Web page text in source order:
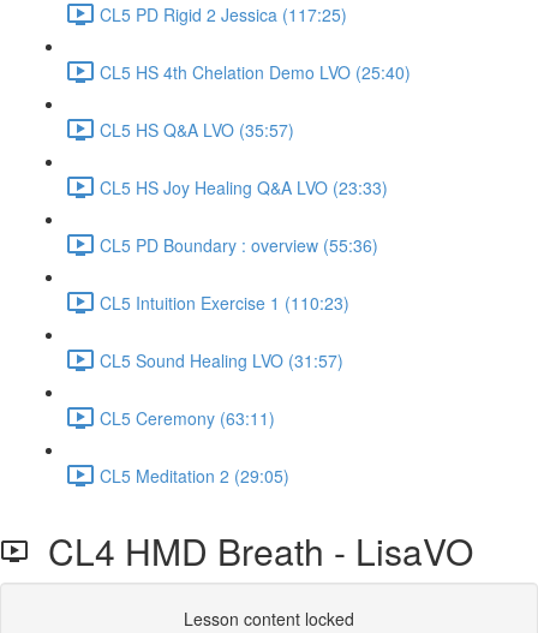
CL5 PD Rigid 2 Jessica (117:25)
CL5 HS 4th Chelation Demo LVO (25:40)
CL5 HS Q&A LVO (35:57)
CL5 HS Joy Healing Q&A LVO (23:33)
CL5 PD Boundary : overview (55:36)
CL5 Intuition Exercise 1 (110:23)
CL5 Sound Healing LVO (31:57)
CL5 Ceremony (63:11)
CL5 Meditation 2 (29:05)
CL4 HMD Breath - LisaVO
Lesson content locked